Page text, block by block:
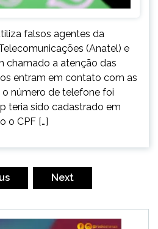
falsos agentes da
(Anatel) e
chamado a atenção das
entram em contato com as
número de telefone foi
teria sido cadastrado em
o CPF […]
Next